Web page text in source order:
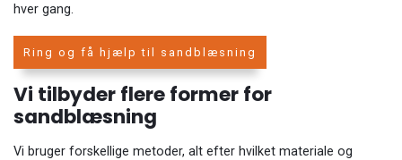
hver gang.
Ring og få hjælp til sandblæsning
Vi tilbyder flere former for
sandblæsning
Vi bruger forskellige metoder, alt efter hvilket materiale og